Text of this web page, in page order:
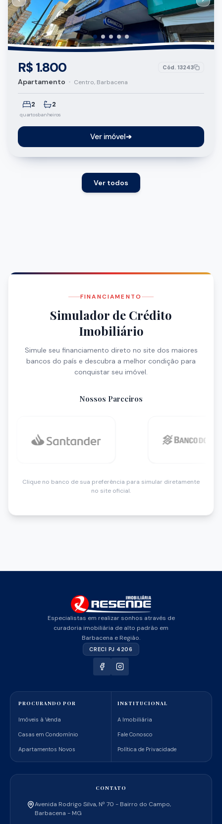
R$ 1.800 Cód. 13243
Apartamento • Centro, Barbacena
2
quartos
2
banheiros
Ver imóvel➔
Ver todos
FINANCIAMENTO
Simulador de Crédito
Imobiliário
Simule seu financiamento direto no site dos maiores
bancos do país e descubra a melhor condição para
conquistar seu imóvel.
Nossos Parceiros
Clique no banco de sua preferência para simular diretamente
no site oficial.
Especialistas em realizar sonhos através de
curadoria imobiliária de alto padrão em
Barbacena e Região.
CRECI PJ 4206
PROCURANDO POR
Imóveis à Venda
Casas em Condomínio
Apartamentos Novos
INSTITUCIONAL
A Imobiliária
Fale Conosco
Política de Privacidade
CONTATO
Avenida Rodrigo Silva, Nº 70 - Bairro do Campo,
Barbacena - MG